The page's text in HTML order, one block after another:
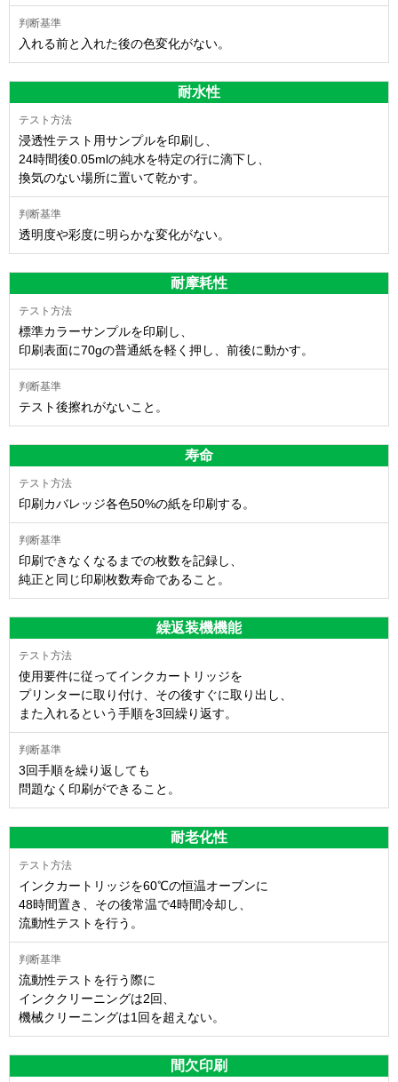
入れる前と入れた後の色変化がない。
耐水性
浸透性テスト用サンプルを印刷し、
24時間後0.05mlの純水を特定の行に滴下し、
換気のない場所に置いて乾かす。
透明度や彩度に明らかな変化がない。
耐摩耗性
標準カラーサンプルを印刷し、
印刷表面に70gの普通紙を軽く押し、前後に動かす。
テスト後擦れがないこと。
寿命
印刷カバレッジ各色50%の紙を印刷する。
印刷できなくなるまでの枚数を記録し、
純正と同じ印刷枚数寿命であること。
繰返装機機能
使用要件に従ってインクカートリッジを
プリンターに取り付け、その後すぐに取り出し、
また入れるという手順を3回繰り返す。
3回手順を繰り返しても
問題なく印刷ができること。
耐老化性
インクカートリッジを60℃の恒温オーブンに
48時間置き、その後常温で4時間冷却し、
流動性テストを行う。
流動性テストを行う際に
インククリーニングは2回、
機械クリーニングは1回を超えない。
間欠印刷